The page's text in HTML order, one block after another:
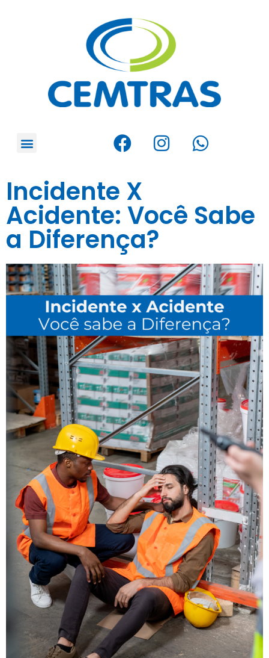
Incidente X
Acidente: Você Sabe
a Diferença?